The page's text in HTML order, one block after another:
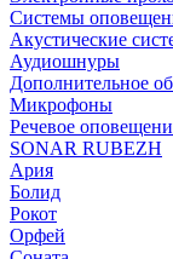
Системы
Акустические
Аудиошнуры
Дополнительное
Микрофоны
Речевое
SONAR RUBEZH
Ария
Болид
Рокот
Орфей